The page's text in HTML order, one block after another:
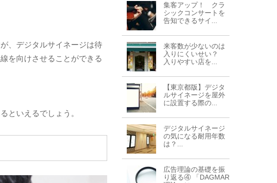
、デジタルサイネージは待
を向けさせることができる
といえるでしょう。
集客アップ！ クラ
シックコンサートを
告知できるサイ...
来客数が少ないのは
入りにくいせい？
入りやすい店を...
【東京都版】デジタ
ルサイネージを屋外
に設置する際の...
デジタルサイネージ
の気になる耐用年数
は？...
広告理論の基礎を振
り返る④ 「DAGMAR